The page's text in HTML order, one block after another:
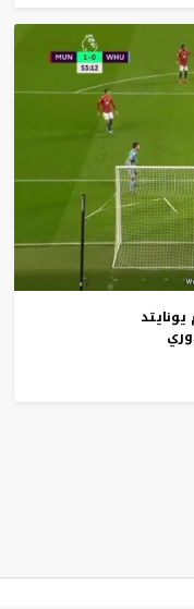
يونايتد